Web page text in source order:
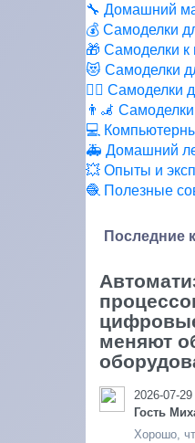
🔧 Домашний
💰 Самоделки
🎁 Самоделки к
😻 Самоделки
🏋️‍♀️ Самоделки
👨‍🦼
💻
🚑 Домашний
💥 Опыты и
🧶 Полезные
Последние
меняют
2026-07-29
Гость
Хорошо,